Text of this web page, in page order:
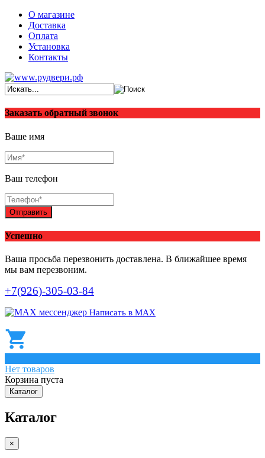
О магазине
Доставка
Оплата
Установка
Контакты
Заказать обратный звонок
Ваше имя
Ваш телефон
Отправить
Успешно
Ваша просьба перезвонить доставлена. В ближайшее время
мы вам перезвоним.
+7(926)-305-03-84
Написать в МАХ
Нет товаров
Корзина пуста
Каталог
Каталог
×